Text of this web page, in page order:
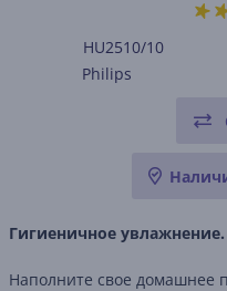
HU2510/10
Philips
Гигиеничное
Наполните свое домашнее